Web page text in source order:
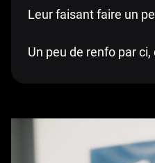
Leur faisant faire un
Un peu de renfo par